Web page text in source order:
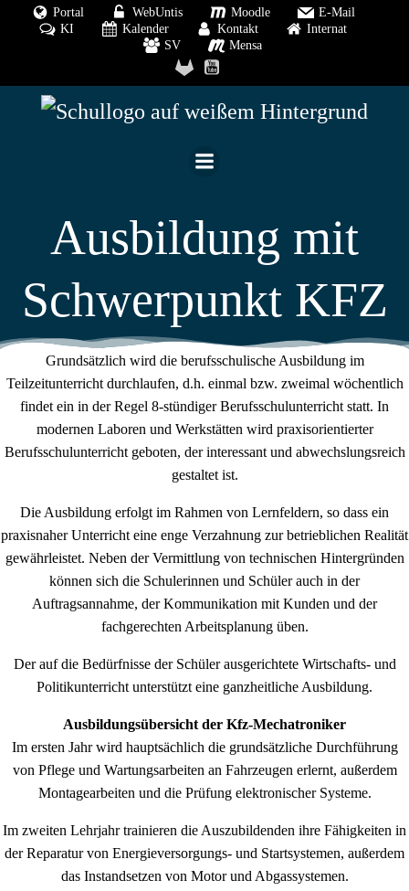
Zum
Inhalt
springen
Portal WebUntis Moodle
E-Mail
KI
Kalender Kontakt
Internat
SV
Mensa
Ausbildung mit
Schwerpunkt KFZ
Grundsätzlich wird die berufsschulische Ausbildung im
Teilzeitunterricht durchlaufen, d.h. einmal bzw. zweimal wöchentlich
findet ein in der Regel 8-stündiger Berufsschulunterricht statt. In
modernen Laboren und Werkstätten wird praxisorientierter
Berufsschulunterricht geboten, der interessant und abwechslungsreich
gestaltet ist.
Die Ausbildung erfolgt im Rahmen von Lernfeldern, so dass ein
praxisnaher Unterricht eine enge Verzahnung zur betrieblichen Realität
gewährleistet. Neben der Vermittlung von technischen Hintergründen
können sich die Schulerinnen und Schüler auch in der
Auftragsannahme, der Kommunikation mit Kunden und der
fachgerechten Arbeitsplanung üben.
Der auf die Bedürfnisse der Schüler ausgerichtete Wirtschafts- und
Politikunterricht unterstützt eine ganzheitliche Ausbildung.
Ausbildungsübersicht der Kfz-Mechatroniker
Im ersten Jahr wird hauptsächlich die grundsätzliche Durchführung
von Pflege und Wartungsarbeiten an Fahrzeugen erlernt, außerdem
Montagearbeiten und die Prüfung elektronischer Systeme.
Im zweiten Lehrjahr trainieren die Auszubildenden ihre Fähigkeiten in
der Reparatur von Energieversorgungs- und Startsystemen, außerdem
das Instandsetzen von Motor und Abgassystemen.